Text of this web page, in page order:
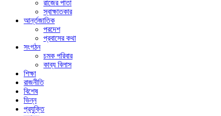
রাজের পাতা
স্বাক্ষাতকার
আর্ন্তজাতিক
পরদেশ
প্রবাসের কথা
সংগঠন
চমক পরিবার
কাব্য বিলাস
শিক্ষা
রাজনীতি
বিশেষ
ভিন্ন
প্রযুক্তি